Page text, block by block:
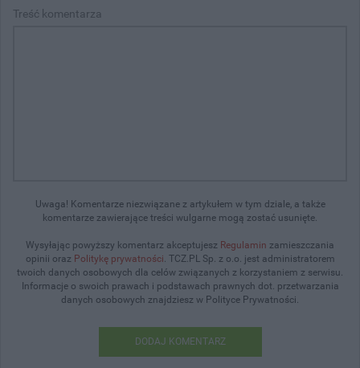
Treść komentarza
Uwaga! Komentarze niezwiązane z artykułem w tym dziale, a także
komentarze zawierające treści wulgarne mogą zostać usunięte.
Wysyłając powyższy komentarz akceptujesz Regulamin zamieszczania
opinii oraz Politykę prywatności. TCZ.PL Sp. z o.o. jest administratorem
twoich danych osobowych dla celów związanych z korzystaniem z serwisu.
Informacje o swoich prawach i podstawach prawnych dot. przetwarzania
danych osobowych znajdziesz w Polityce Prywatności.
DODAJ KOMENTARZ